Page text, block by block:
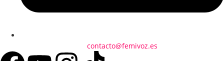
contacto@femivoz.es